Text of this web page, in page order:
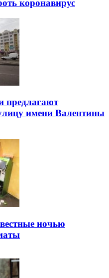
коронавирус
предлагают
имени Валентины
ночью